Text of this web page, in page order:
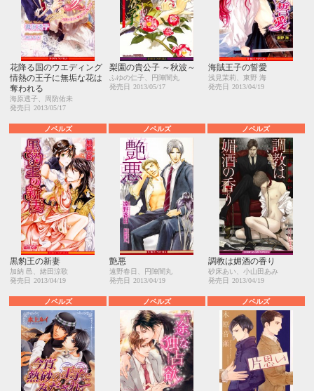
花降る国のウエディング
情熱の王子に無垢な花は
奪われる
海原透子、周防佑未
発売日
2013/05/17
梨園の貴公子 ～秋波～
ふゆの仁子、円陣闇丸
発売日
2013/05/17
海賊王子の誓愛
浅見茉莉、東野 海
発売日
2013/04/19
ノベルズ
黒豹王の新妻
加納 邑、緒田涼歌
発売日
2013/04/19
ノベルズ
艶悪
遠野春日、円陣闇丸
発売日
2013/04/19
ノベルズ
調教は媚酒の香り
砂床あい、小山田あみ
発売日
2013/04/19
ノベルズ ノベルズ ノベルズ